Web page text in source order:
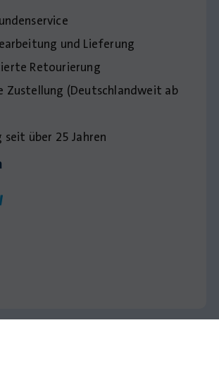
und Lieferung
Retourierung
Zustellung (Deutschlandweit ab
seit über 25 Jahren